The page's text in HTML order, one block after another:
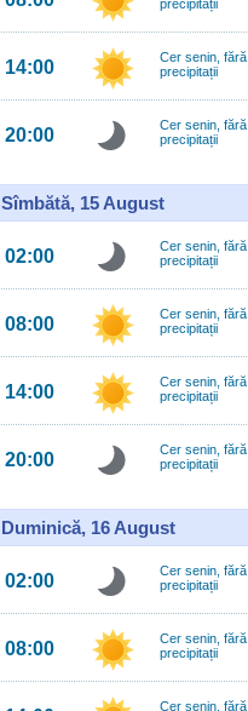
precipitații
14:00
Cer senin, fără
precipitații
20:00
Cer senin, fără
precipitații
Sîmbătă, 15 August
02:00
Cer senin, fără
precipitații
08:00
Cer senin, fără
precipitații
14:00
Cer senin, fără
precipitații
20:00
Cer senin, fără
precipitații
Duminică, 16 August
02:00
Cer senin, fără
precipitații
08:00
Cer senin, fără
precipitații
Cer senin, fără